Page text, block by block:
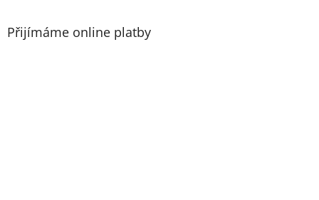
Přijímáme online platby